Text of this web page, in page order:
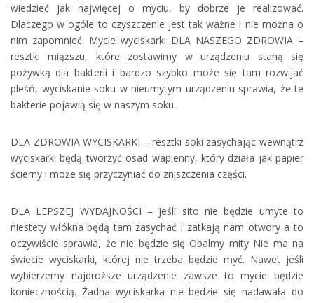
wiedzieć jak najwięcej o myciu, by dobrze je realizować.
Dlaczego w ogóle to czyszczenie jest tak ważne i nie można o
nim zapomnieć. Mycie wyciskarki DLA NASZEGO ZDROWIA –
resztki miąższu, które zostawimy w urządzeniu staną się
pożywką dla bakterii i bardzo szybko może się tam rozwijać
pleśń, wyciskanie soku w nieumytym urządzeniu sprawia, że te
bakterie pojawią się w naszym soku.
DLA ZDROWIA WYCISKARKI – resztki soki zasychając wewnątrz
wyciskarki będą tworzyć osad wapienny, który działa jak papier
ścierny i może się przyczyniać do zniszczenia części.
DLA LEPSZEJ WYDAJNOŚCI – jeśli sito nie będzie umyte to
niestety włókna będą tam zasychać i zatkają nam otwory a to
oczywiście sprawia, że nie będzie się Obalmy mity Nie ma na
świecie wyciskarki, której nie trzeba będzie myć. Nawet jeśli
wybierzemy najdroższe urządzenie zawsze to mycie będzie
koniecznością. Żadna wyciskarka nie będzie się nadawała do